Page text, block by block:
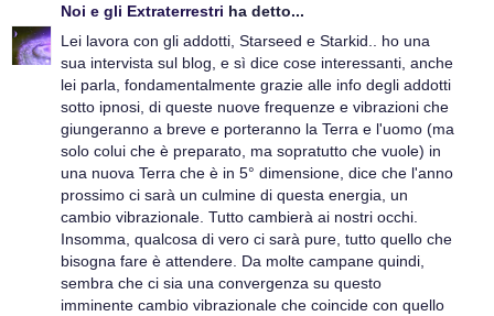
Noi e gli Extraterrestri ha detto...
Lei lavora con gli addotti, Starseed e Starkid.. ho una
sua intervista sul blog, e sì dice cose interessanti, anche
lei parla, fondamentalmente grazie alle info degli addotti
sotto ipnosi, di queste nuove frequenze e vibrazioni che
giungeranno a breve e porteranno la Terra e l'uomo (ma
solo colui che è preparato, ma sopratutto che vuole) in
una nuova Terra che è in 5° dimensione, dice che l'anno
prossimo ci sarà un culmine di questa energia, un
cambio vibrazionale. Tutto cambierà ai nostri occhi.
Insomma, qualcosa di vero ci sarà pure, tutto quello che
bisogna fare è attendere. Da molte campane quindi,
sembra che ci sia una convergenza su questo
imminente cambio vibrazionale che coincide con quello